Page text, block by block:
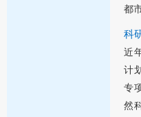
都
科
近
计
专
然